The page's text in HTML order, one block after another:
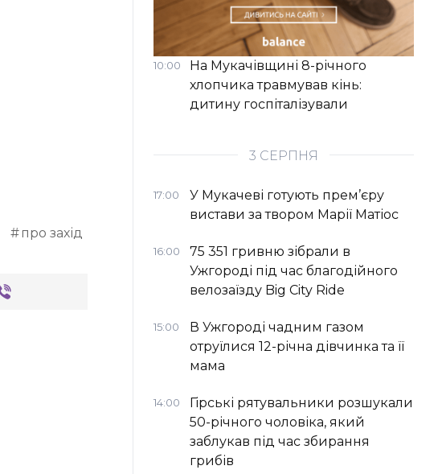
про захід
10:00
На Мукачівщині 8-річного
хлопчика травмував кінь:
дитину госпіталізували
3 СЕРПНЯ
17:00
У Мукачеві готують прем’єру
вистави за твором Марії Матіос
16:00
75 351 гривню зібрали в
Ужгороді під час благодійного
велозаїзду Big Сity Ride
15:00
В Ужгороді чадним газом
отруїлися 12-річна дівчинка та її
мама
14:00
Гірські рятувальники розшукали
50-річного чоловіка, який
заблукав під час збирання
грибів